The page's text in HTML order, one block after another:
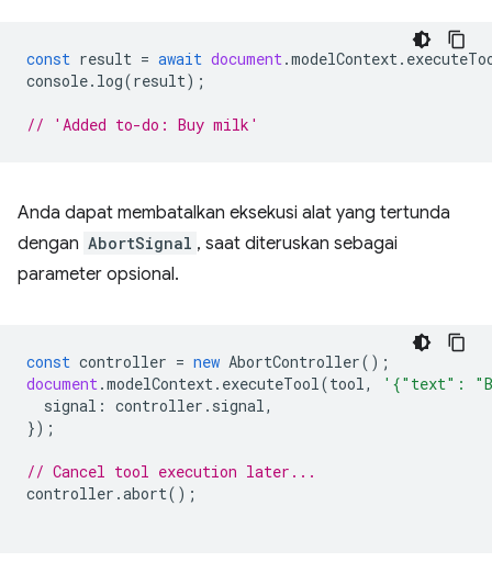
const result = await document.modelContext.
console. log(result);
// 'Added to-do: Buy milk'
Anda dapat membatalkan eksekusi alat yang tertunda
dengan AbortSignal , saat diteruskan sebagai
parameter opsional.
const controller = new AbortController();
document.modelContext. executeTool(tool,
'{"text":
signal : controller . signal,
});
// Cancel tool execution later...
controller .abort();